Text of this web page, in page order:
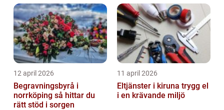
12 april 2026
Begravningsbyrå i
norrköping så hittar du
rätt stöd i sorgen
11 april 2026
Eltjänster i kiruna trygg el
i en krävande miljö